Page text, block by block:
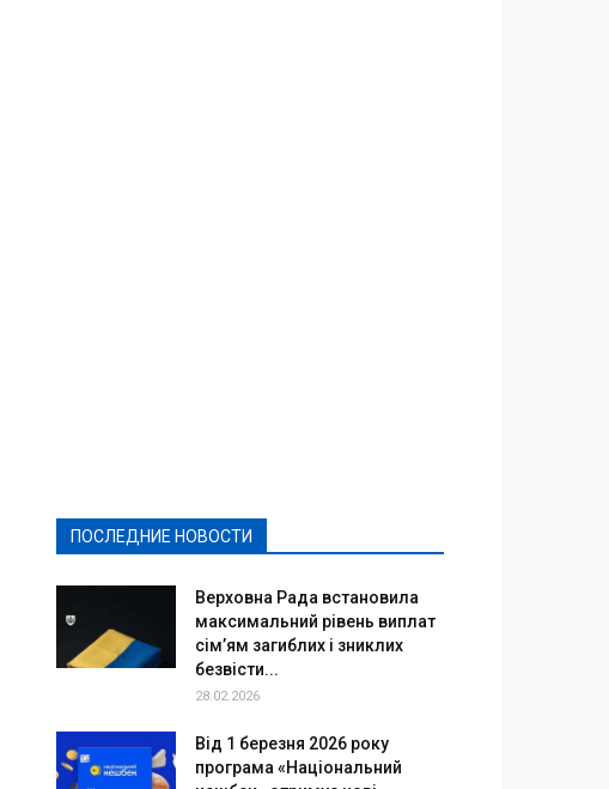
ПОСЛЕДНИЕ НОВОСТИ
Верховна Рада встановила
максимальний рівень виплат
сім’ям загиблих і зниклих
безвісти...
28.02.2026
Від 1 березня 2026 року
програма «Національний